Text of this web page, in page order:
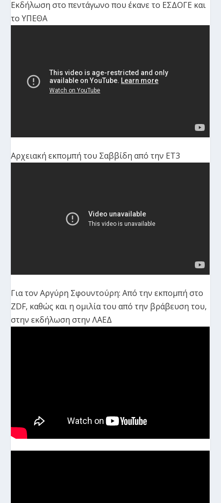
Εκδήλωση στο πεντάγωνο που έκανε το ΕΣΔΟΓΕ και
το ΥΠΕΘΑ
Αρχειακή εκπομπή του Σαββίδη από την ΕΤ3
Για τον Αργύρη Σφουντούρη: Από την εκπομπή στο
ZDF, καθώς και η ομιλία του από την βράβευση του,
στην εκδήλωση στην ΛΑΕΔ